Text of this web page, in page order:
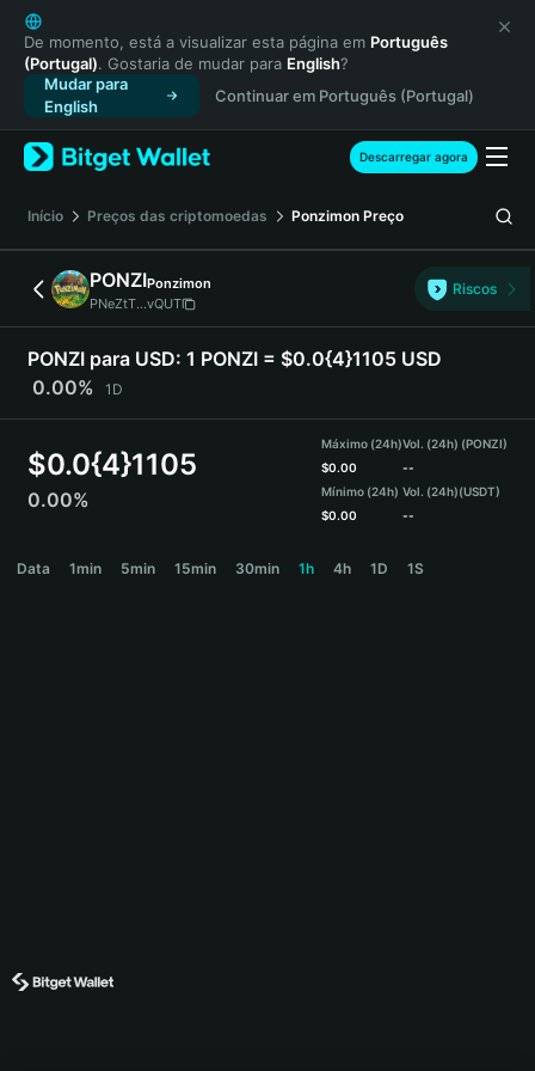
English
日本語
Tiếng Việt
Русский
Español (Latinoamérica)
Türkçe
Français
Deutsch
简体中文
繁體中文
Português (Portugal)
Bahasa Indonesia
ภาษาไทย
हिन्दी
Español
Português (Brasil)
De momento, está a visualizar esta página em Português
(Portugal). Gostaria de mudar para English?
Mudar para
English
Continuar em Português (Portugal)
Descarregar agora
Início Preços das criptomoedas Ponzimon Preço
PONZIPonzimon
PNeZtT...vQUT
Riscos
PONZI para USD: 1 PONZI = $0.0{4}1105 USD
0.00%
1D
$0.0{4}1105
0.00%
Máximo (24h)
$0.00
Mínimo (24h)
$0.00
Vol. (24h) (PONZI)
--
Vol. (24h)(USDT)
--
Data 1min 5min 15min 30min 1h 4h 1D 1S